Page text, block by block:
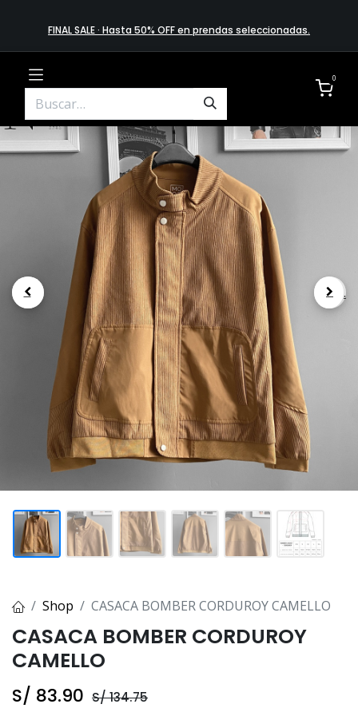
FINAL SALE · Hasta 50% OFF en prendas​ selecciona​das.
0
.
Shop CASACA BOMBER CORDUROY CAMELLO
CASACA BOMBER CORDUROY
CAMELLO
S/ 83.90 S/134.75